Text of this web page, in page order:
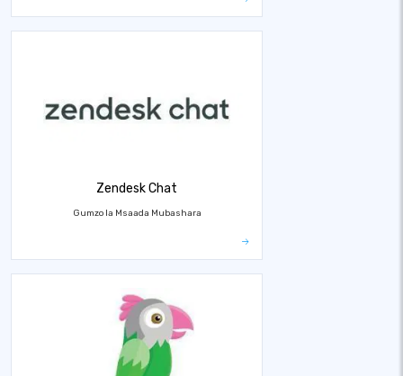
Zendesk Chat
Gumzo la Msaada Mubashara